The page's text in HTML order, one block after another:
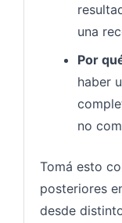
una
Por
haber
no
Tomá esto
posteriores
desde